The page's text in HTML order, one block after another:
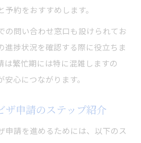
約をおすすめします。
の問い合わせ窓口も設けられてお
進捗状況を確認する際に役立ちま
は繁忙期には特に混雑しますの
心につながります。
ザ申請のステップ紹介
申請を進めるためには、以下のス